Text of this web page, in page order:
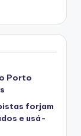
Porto
forjam
e usá-